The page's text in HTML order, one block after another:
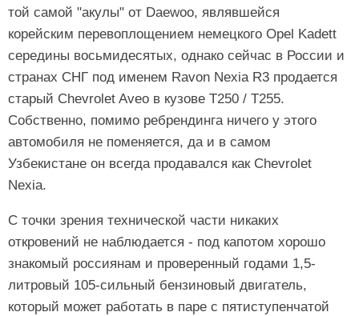
той самой "акулы" от Daewoo, являвшейся
корейским перевоплощением немецкого Opel Kadett
середины восьмидесятых, однако сейчас в России и
странах СНГ под именем Ravon Nexia R3 продается
старый Chevrolet Aveo в кузове T250 / T255.
Собственно, помимо ребрендинга ничего у этого
автомобиля не поменяется, да и в самом
Узбекистане он всегда продавался как Chevrolet
Nexia.
С точки зрения технической части никаких
откровений не наблюдается - под капотом хорошо
знакомый россиянам и проверенный годами 1,5-
литровый 105-сильный бензиновый двигатель,
который может работать в паре с пятиступенчатой